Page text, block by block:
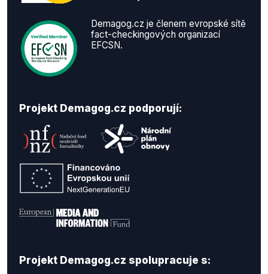
Demagog.cz je členem evropské sítě
fact-checkingových organizací
EFCSN.
Projekt Demagog.cz podporují:
Projekt Demagog.cz spolupracuje s: